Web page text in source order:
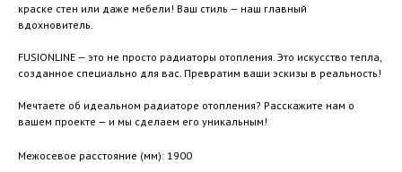
краске стен или даже мебели! Ваш стиль — наш главный
вдохновитель.
FUSIONLINE — это не просто радиаторы отопления. Это искусство тепла,
созданное специально для вас. Превратим ваши эскизы в реальность!
Мечтаете об идеальном радиаторе отопления? Расскажите нам о
вашем проекте — и мы сделаем его уникальным!
Межосевое расстояние (мм): 1900